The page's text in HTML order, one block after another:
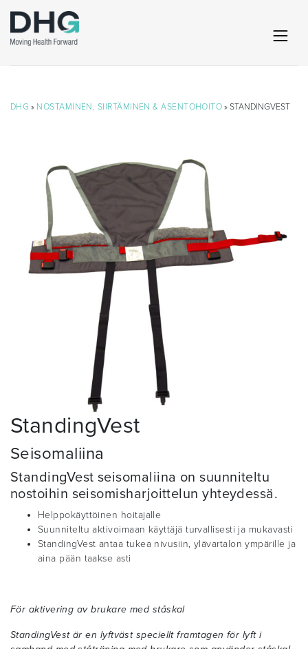
DHG » NOSTAMINEN, SIIRTÄMINEN & ASENTOHOITO » STANDINGVEST
StandingVest
Seisomaliina
StandingVest seisomaliina on suunniteltu
nostoihin seisomisharjoittelun yhteydessä.
Helppokäyttöinen hoitajalle
Suunniteltu aktivoimaan käyttäjä turvallisesti ja mukavasti
StandingVest antaa tukea nivusiin, ylävartalon ympärille ja
aina pään taakse asti
För aktivering av brukare med ståskal
StandingVest är en lyftväst speciellt framtagen för lyft i